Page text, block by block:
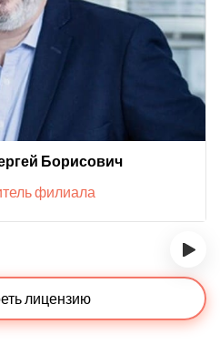
Борисович
филиала
›
лицензию